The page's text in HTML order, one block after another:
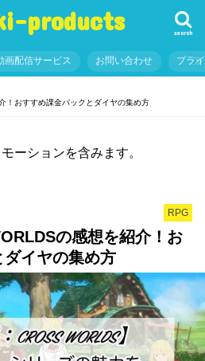
products search
画配信サービス お問い合わせ プラ
！おすすめ課金パックとダイヤの集め方
ーションを含みます。
RPG
の感想を紹介！お
イヤの集め方